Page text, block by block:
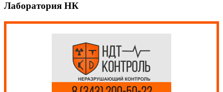
Лаборатория НК